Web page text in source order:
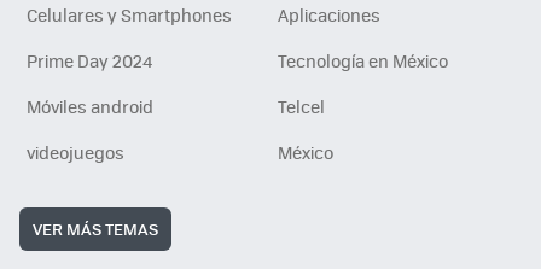
Celulares y Smartphones
Aplicaciones
Prime Day 2024
Tecnología en México
Móviles android
Telcel
videojuegos
México
VER MÁS TEMAS